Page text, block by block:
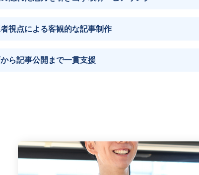
視点による客観的な記事制作
ら記事公開まで一貫支援